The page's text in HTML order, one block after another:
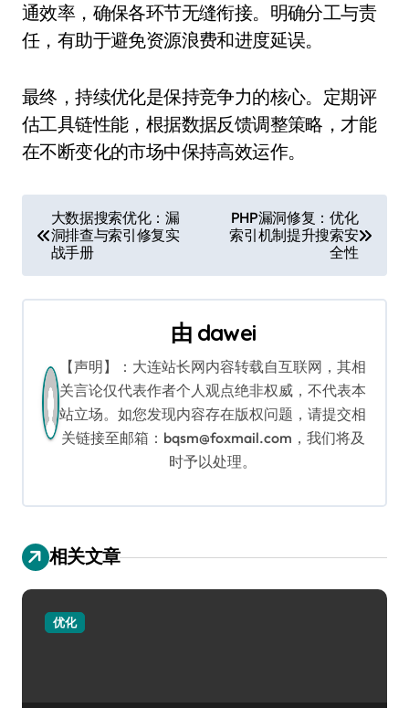
通效率，确保各环节无缝衔接。明确分工与责
任，有助于避免资源浪费和进度延误。
最终，持续优化是保持竞争力的核心。定期评
估工具链性能，根据数据反馈调整策略，才能
在不断变化的市场中保持高效运作。
章
导
大数据搜索优化：漏
洞排查与索引修复实
战手册
PHP漏洞修复：优化
索引机制提升搜索安
全性
由 dawei
【声明】：大连站长网内容转载自互联网，其相
关言论仅代表作者个人观点绝非权威，不代表本
站立场。如您发现内容存在版权问题，请提交相
关链接至邮箱：bqsm@foxmail.com，我们将及
时予以处理。
相关文章
优化